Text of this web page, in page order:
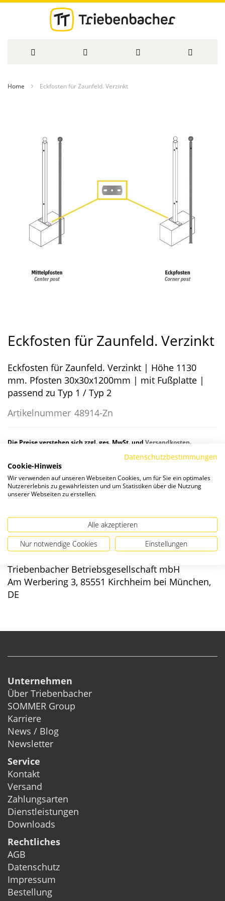
Home Eckfosten für Zaunfeld. Verzinkt
Bildergalerie
Anfang
der
springen
Eckfosten für Zaunfeld. Verzinkt
Eckfosten für Zaunfeld. Verzinkt | Höhe 1130
mm. Pfosten 30x30x1200mm | mit Fußplatte |
passend zu Typ 1 / Typ 2
Artikelnummer 48914-Zn
Die Preise verstehen sich zzgl. ges. MwSt. und Versandkosten.
Verfügbarkeit:
Angaben zur Produktsicherheit
Hersteller/EU verantwortliche Person:
Triebenbacher Betriebsgesellschaft mbH
Am Werbering 3, 85551 Kirchheim bei München,
DE
Unternehmen
Über Triebenbacher
SOMMER Group
Karriere
News / Blog
Newsletter
Service
Kontakt
Versand
Zahlungsarten
Dienstleistungen
Downloads
Rechtliches
AGB
Datenschutz
Impressum
Bestellung
Datenschutzbestimmungen
Cookie-Hinweis
Wir verwenden auf unseren Webseiten Cookies, um für Sie ein optimales
Nutzererlebnis zu gewährleisten und um Statistiken über die Nutzung
unserer Webseiten zu erstellen.
Alle akzeptieren
Nur notwendige Cookies Einstellungen